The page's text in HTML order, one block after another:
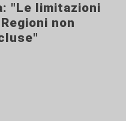
"Le limitazioni
non